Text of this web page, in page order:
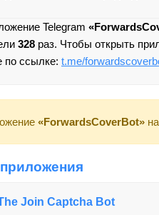
Telegram
328 раз. Чтобы открыть
по ссылке: t.me/
«ForwardsCoverBot»
Join Captcha Bot